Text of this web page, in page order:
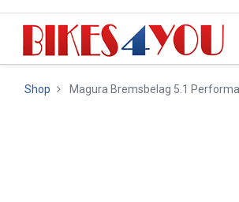
Shop Magura Bremsbelag 5.1